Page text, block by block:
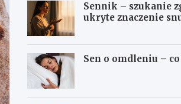
Sennik – szukanie
ukryte znaczenie
Sen o omdleniu – co